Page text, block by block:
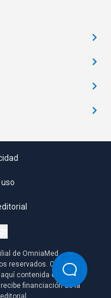
de OmniaMed
reservados. Cualquier
contenida está
financiación de la